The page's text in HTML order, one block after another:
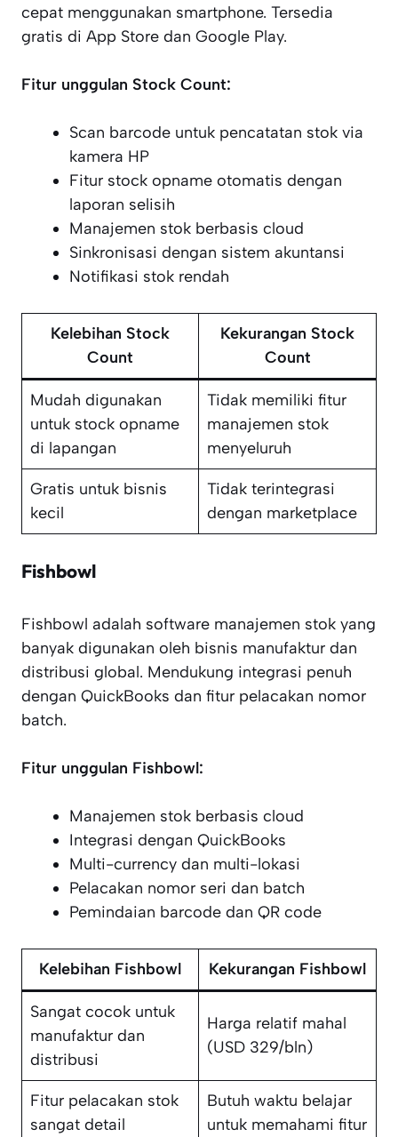
cepat menggunakan smartphone. Tersedia
gratis di App Store dan Google Play.
Fitur unggulan Stock Count:
Scan barcode untuk pencatatan stok via
kamera HP
Fitur stock opname otomatis dengan
laporan selisih
Manajemen stok berbasis cloud
Sinkronisasi dengan sistem akuntansi
Notifikasi stok rendah
Kelebihan Stock
Count
Kekurangan Stock
Count
Mudah digunakan
untuk stock opname
di lapangan
Tidak memiliki fitur
manajemen stok
menyeluruh
Gratis untuk bisnis
kecil
Tidak terintegrasi
dengan marketplace
Fishbowl
Fishbowl adalah software manajemen stok yang
banyak digunakan oleh bisnis manufaktur dan
distribusi global. Mendukung integrasi penuh
dengan QuickBooks dan fitur pelacakan nomor
batch.
Fitur unggulan Fishbowl:
Manajemen stok berbasis cloud
Integrasi dengan QuickBooks
Multi-currency dan multi-lokasi
Pelacakan nomor seri dan batch
Pemindaian barcode dan QR code
Kelebihan Fishbowl Kekurangan Fishbowl
Sangat cocok untuk
manufaktur dan
distribusi
Harga relatif mahal
(USD 329/bln)
Fitur pelacakan stok
sangat detail
Butuh waktu belajar
untuk memahami fitur